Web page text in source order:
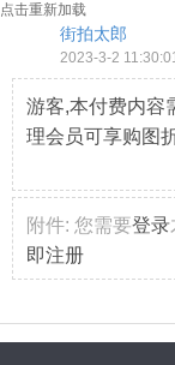
点击重新加载
街拍太郎
2023-3-2
游客,本付费内容
理会员可享购图
附件: 您需要登录
即注册